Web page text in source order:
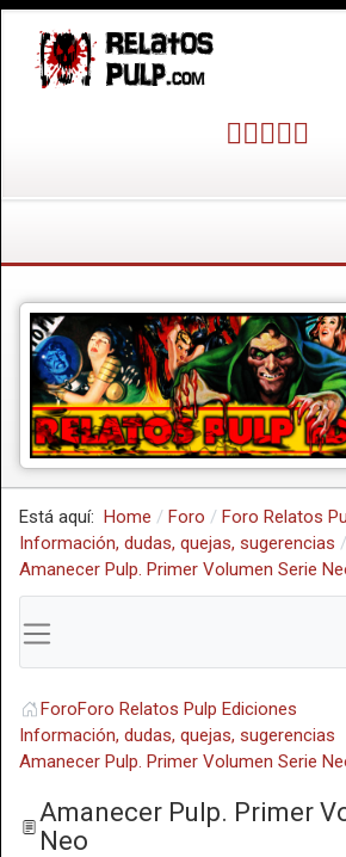
Está aquí: Home Foro
Foro Relatos
Información, dudas, quejas, sugerencias
Amanecer Pulp. Primer Volumen Serie
ForoForo Relatos Pulp Ediciones
Información, dudas, quejas, sugerencias
Amanecer Pulp. Primer Volumen Serie
Amanecer Pulp. Primer
Neo